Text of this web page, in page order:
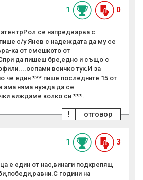
1 0
трРол се напредварва с
с/у Янев с надеждата да му се
ка от смешкото от
да пишеш бре,едно и също с
всичко тук.И за
че един *** пише последните 15 от
ама няма нужда да се
виждаме колко си ***.
отговор
!
1 3
е един от нас,винаги подкрепящ
години на